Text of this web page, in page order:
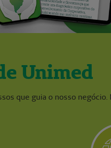
Unimed
que guia o nosso